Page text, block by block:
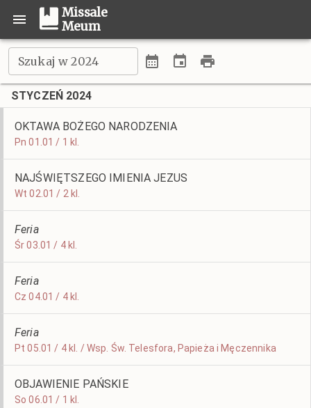
Missale
Meum
Szukaj w 2024
STYCZEŃ 2024
OKTAWA BOŻEGO NARODZENIA
Pn 01.01 / 1 kl.
NAJŚWIĘTSZEGO IMIENIA JEZUS
Wt 02.01 / 2 kl.
Feria
Śr 03.01 / 4 kl.
Feria
Cz 04.01 / 4 kl.
Feria
Pt 05.01 / 4 kl. / Wsp. Św. Telesfora, Papieża i Męczennika
OBJAWIENIE PAŃSKIE
So 06.01 / 1 kl.